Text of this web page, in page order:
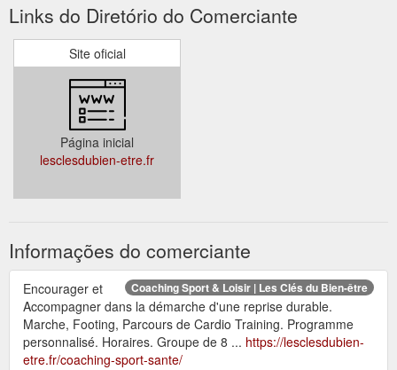
Links do Diretório do Comerciante
Site oficial
Página inicial
lesclesdubien-etre.fr
Informações do comerciante
Coaching Sport & Loisir | Les Clés du Bien-être
Encourager et
Accompagner dans la démarche d'une reprise durable.
Marche, Footing, Parcours de Cardio Training. Programme
personnalisé. Horaires. Groupe de 8 ... https://lesclesdubien-
etre.fr/coaching-sport-sante/